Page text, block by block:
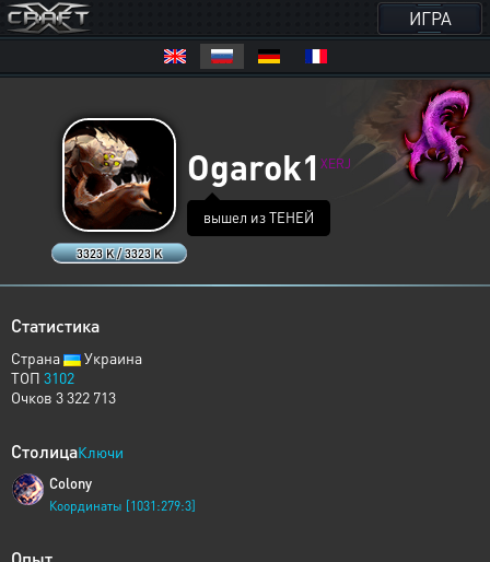
ИГРА
3323 K / 3323 K
Ogarok1 XERJ
вышел из ТЕНЕЙ
Статистика
Страна
Украина
ТОП 3102
Очков 3 322 713
СтолицаКлючи
Colony
Координаты [1031:279:3]